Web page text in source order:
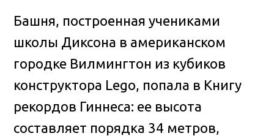
Башня, построенная учениками
школы Диксона в американском
городке Вилмингтон из кубиков
конструктора Lego, попала в Книгу
рекордов Гиннеса: ее высота
составляет порядка 34 метров,